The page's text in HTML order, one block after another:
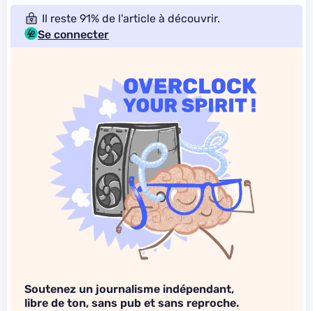
Il reste 91% de l'article à découvrir.
Se connecter
Soutenez un journalisme indépendant,
libre de ton, sans pub et sans reproche.